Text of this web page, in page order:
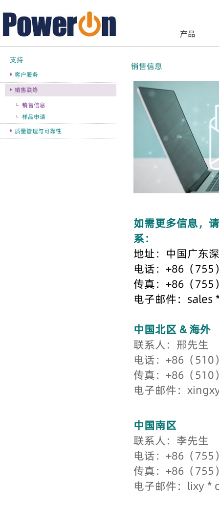
产品
支持
客户服务
销售联络
销售信息
样品申请
质量管理与可靠性
销售信息
如需更多信息，
系：
地址：中国广东
电话：+86（
传真：+86（
电子邮件：
中国北区 & 海外
联系人：邢先生
电话：+86（
传真：+86（
电子邮件：
中国南区
联系人：李先生
电话：+86（
传真：+86（
电子邮件：lixy